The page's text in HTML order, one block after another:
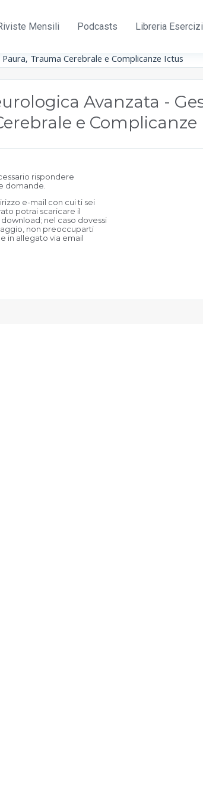
Mensili Podcasts Libreria Esercizi
Trauma Cerebrale e Complicanze Ictus